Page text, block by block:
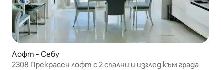
Лофт – Себу
2308 Прекрасен лофт с 2 спални и изглед към града